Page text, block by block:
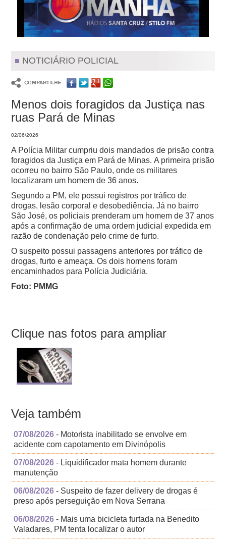
NOTICIÁRIO POLICIAL
Menos dois foragidos da Justiça nas
ruas Pará de Minas
02/06/2026
A Polícia Militar cumpriu dois mandados de prisão contra
foragidos da Justiça em Pará de Minas.A primeira prisão
ocorreu no bairro São Paulo, onde os militares
localizaram um homem de 36 anos.
Segundo a PM, ele possui registros por tráfico de
drogas, lesão corporal e desobediência.Já no bairro
São José, os policiais prenderam um homem de 37 anos
após a confirmação de uma ordem judicial expedida em
razão de condenação pelo crime de furto.
O suspeito possui passagens anteriores por tráfico de
drogas, furto e ameaça.Os dois homens foram
encaminhados para Polícia Judiciária.
Foto: PMMG
Clique nas fotos para ampliar
Veja também
07/08/2026 - Motorista inabilitado se envolve em
acidente com capotamento em Divinópolis
07/08/2026 - Liquidificador mata homem durante
manutenção
06/08/2026 - Suspeito de fazer delivery de drogas é
preso após perseguição em Nova Serrana
06/08/2026 - Mais uma bicicleta furtada na Benedito
Valadares, PM tenta localizar o autor